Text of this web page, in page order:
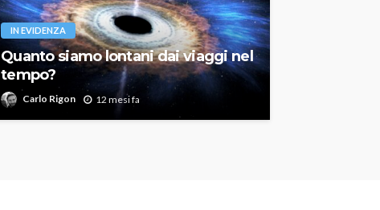
IN EVIDENZA
Quanto siamo lontani dai viaggi nel
tempo?
Carlo Rigon 12 mesi fa